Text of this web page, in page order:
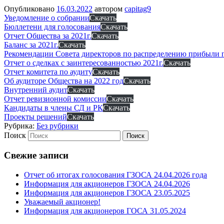
Опубликовано 16.03.2022 автором capitag9
Уведомление о собранииСкачать
Бюллетени для голосованияСкачать
Отчет Общества за 2021г.Скачать
Баланс за 2021г.Скачать
Рекомендации Совета директоров по распределению прибыли
Отчет о сделках с заинтересованностью 2021г.Скачать
Отчет комитета по аудитуСкачать
Об аудиторе Общества на 2022 годСкачать
Внутренний аудитСкачать
Отчет ревизионной комиссииСкачать
Кандидаты в члены СД и РКСкачать
Проекты решенийСкачать
Рубрика: Без рубрики
Поиск
Свежие записи
Отчет об итогах голосования ГЗОСА 24.04.2026 года
Информация для акционеров ГЗОСА 24.04.2026
Информация для акционеров ГЗОСА 23.05.2025
Уважаемый акционер!
Информация для акционеров ГОСА 31.05.2024